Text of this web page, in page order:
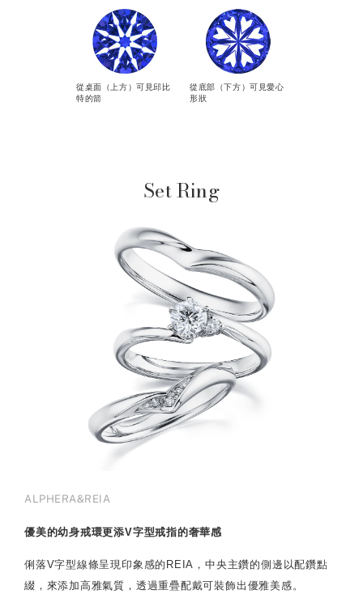
從桌面（上方）可見邱比
特的箭
從底部（下方）可見愛心
形狀
Set Ring
ALPHERA&REIA
優美的幼身戒環更添V字型戒指的奢華感
俐落V字型線條呈現印象感的REIA，中央主鑽的側邊以配鑽點
綴，來添加高雅氣質，透過重疊配戴可裝飾出優雅美感。